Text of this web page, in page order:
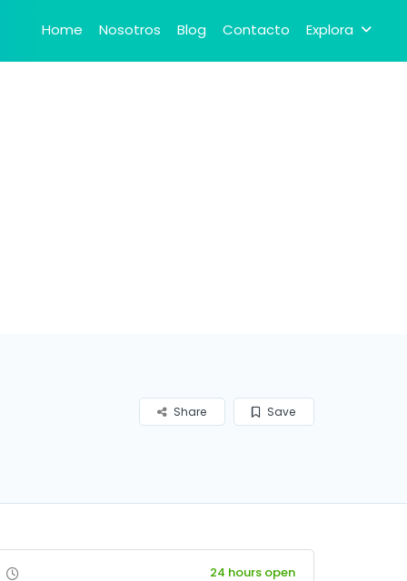
Home Nosotros Blog Contacto Explora
Save
Share
24 hours open